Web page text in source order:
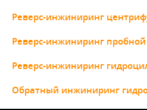
Реверс-инжиниринг
Реверс-инжиниринг
Реверс-инжиниринг
Обратный инжиниринг